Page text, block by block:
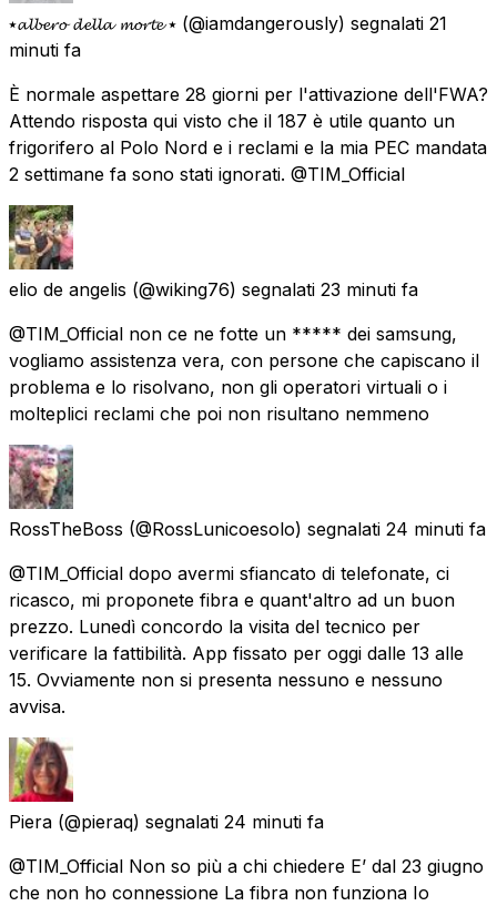
⭑𝓪𝓵𝓫𝓮𝓻𝓸 𝓭𝓮𝓵𝓵𝓪 𝓶𝓸𝓻𝓽𝓮 ⭑ (@iamdangerously) segnalati 21
minuti fa
È normale aspettare 28 giorni per l'attivazione dell'FWA?
Attendo risposta qui visto che il 187 è utile quanto un
frigorifero al Polo Nord e i reclami e la mia PEC mandata
2 settimane fa sono stati ignorati. @TIM_Official
elio de angelis (@wiking76) segnalati 23 minuti fa
@TIM_Official non ce ne fotte un ***** dei samsung,
vogliamo assistenza vera, con persone che capiscano il
problema e lo risolvano, non gli operatori virtuali o i
molteplici reclami che poi non risultano nemmeno
RossTheBoss (@RossLunicoesolo) segnalati 24 minuti fa
@TIM_Official dopo avermi sfiancato di telefonate, ci
ricasco, mi proponete fibra e quant'altro ad un buon
prezzo. Lunedì concordo la visita del tecnico per
verificare la fattibilità. App fissato per oggi dalle 13 alle
15. Ovviamente non si presenta nessuno e nessuno
avvisa.
Piera (@pieraq) segnalati 24 minuti fa
@TIM_Official Non so più a chi chiedere E’ dal 23 giugno
che non ho connessione La fibra non funziona Io